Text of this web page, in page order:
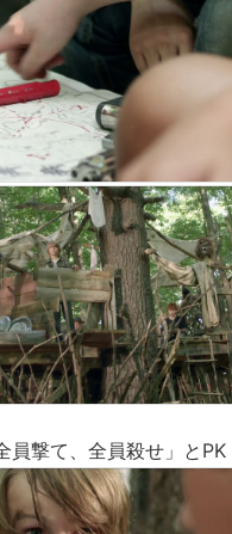
員撃て、全員殺せ」とPK